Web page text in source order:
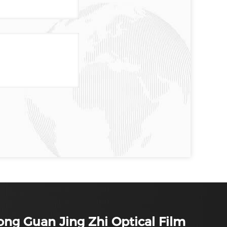
Guan Jing Zhi Optical Film